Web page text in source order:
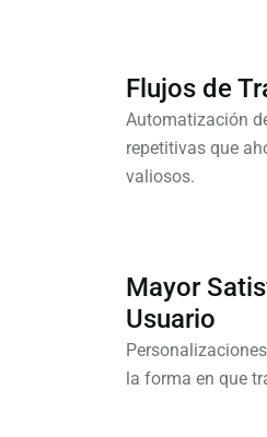
Flujos de
Automatización
repetitivas que
valiosos.
Mayor
Usuario
la forma en que